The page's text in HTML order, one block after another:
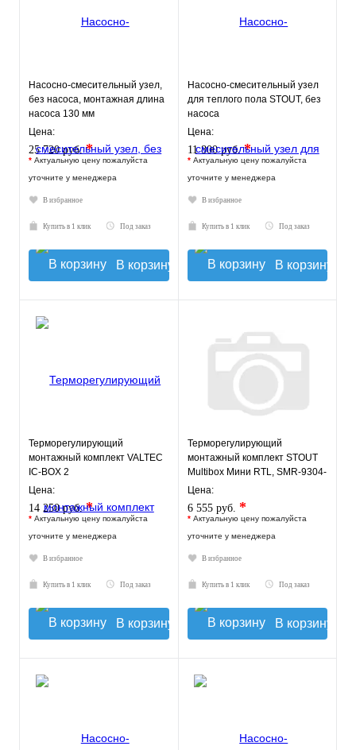
Насосно-смесительный узел,
без насоса, монтажная длина
насоса 130 мм
VT.TECHNOMIX.0.130
Цена:
25 720 руб.*
* Актуальную цену пожалуйста
уточните у менеджера
В избранное
Купить в 1 клик Под заказ
В корзину
Насосно-смесительный узел
для теплого пола STOUT, без
насоса
Цена:
11 800 руб.*
* Актуальную цену пожалуйста
уточните у менеджера
В избранное
Купить в 1 клик Под заказ
В корзину
Терморегулирующий
монтажный комплект VALTEC
IC-BOX 2
Цена:
14 250 руб.*
* Актуальную цену пожалуйста
уточните у менеджера
В избранное
Купить в 1 клик Под заказ
В корзину
Терморегулирующий
монтажный комплект STOUT
Multibox Мини RTL, SMR-9304-
135140
Цена:
6 555 руб. *
* Актуальную цену пожалуйста
уточните у менеджера
В избранное
Купить в 1 клик Под заказ
В корзину